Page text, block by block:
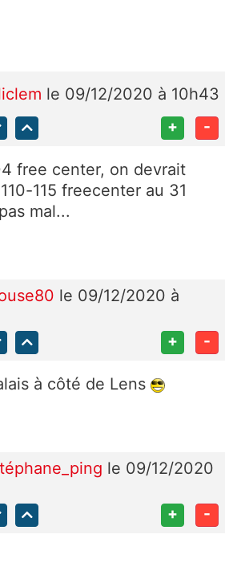
le 09/12/2020 à 10h43
+ -
free center, on devrait
115 freecenter au 31
mal...
le 09/12/2020 à
+ -
à côté de Lens
le 09/12/2020
+ -